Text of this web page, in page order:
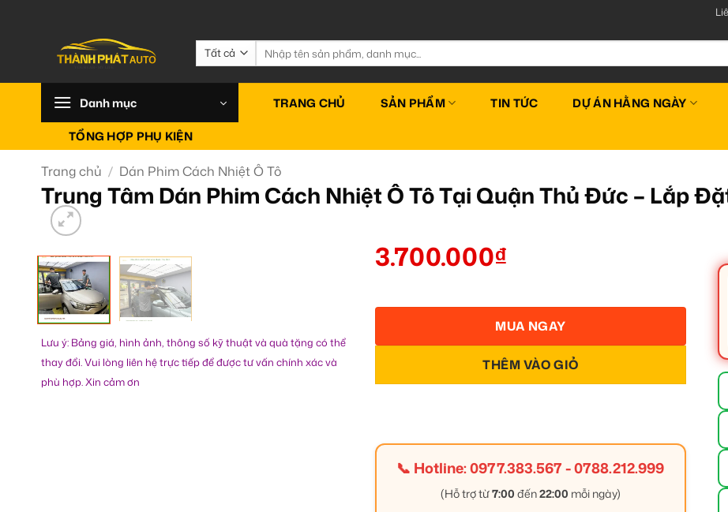
Tìm
kiếm:
Danh mục TRANG CHỦ SẢN PHẨM TIN TỨC DỰ ÁN HẰNG NGÀY
TỔNG HỢP PHỤ KIỆN
Trang chủ / Dán Phim Cách Nhiệt Ô Tô
Trung Tâm Dán Phim Cách Nhiệt Ô Tô Tại Quận Thủ Đức – Lắp
Lưu ý: Bảng giá, hình ảnh, thông số kỹ thuật và quà tặng có thể
thay đổi. Vui lòng liên hệ trực tiếp để được tư vấn chính xác và
phù hợp. Xin cảm ơn
3.700.000₫
THÊM VÀO GIỎ
MUA NGAY
📞 Hotline:0977.383.567-0788.212.999
(Hỗ trợ từ7:00 đến22:00 mỗi ngày)